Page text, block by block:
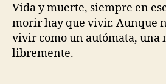
Vida y muerte, siempre en
morir hay que vivir. Aunque
vivir como un autómata, una
libremente.